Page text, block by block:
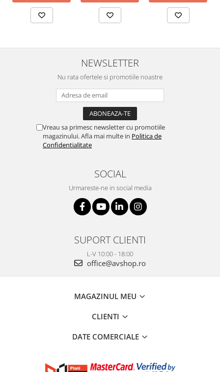
NEWSLETTER
Nu rata ofertele si promotiile noastre
Vreau sa primesc newsletter cu promotiile
magazinului. Afla mai multe in Politica de
Confidentialitate
SOCIAL
Urmareste-ne in social media
SUPORT CLIENTI
L-V 10:00 - 18:00
office@avshop.ro
MAGAZINUL MEU
CLIENTI
DATE COMERCIALE